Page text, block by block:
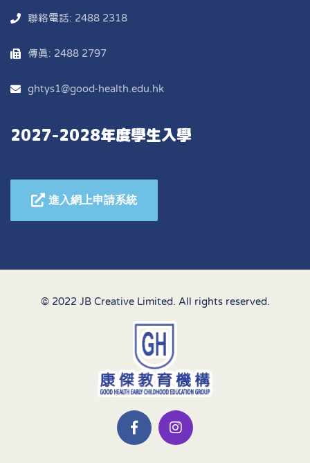
聯絡電話: 2488 2318
傳真: 2488 2797
ghtys1@good-health.edu.hk
2027-2028年度學生入學
進入網上申請系統
© 2022 JB Creative Limited. All rights reserved.